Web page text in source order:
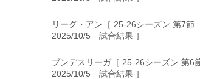
リーグ・アン［ 25-26シーズン 第7節
2025/10/5 試合結果 ］
ブンデスリーガ［ 25-26シーズン 第6
2025/10/5 試合結果 ］